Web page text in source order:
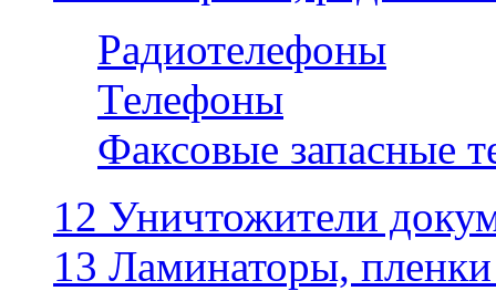
Радиотелефоны
Телефоны
Факсовые запасные
12 Уничтожители
13 Ламинаторы,